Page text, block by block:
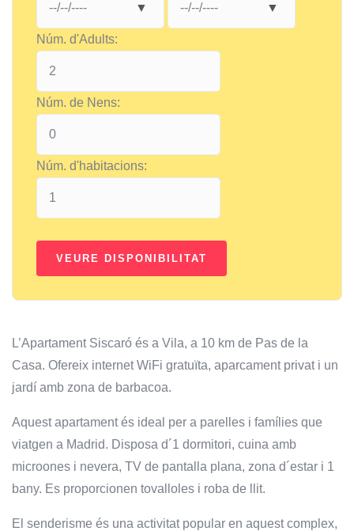
Núm. d'Adults:
Núm. de Nens:
Núm. d'habitacions:
L’Apartament Siscaró és a Vila, a 10 km de Pas de la
Casa. Ofereix internet WiFi gratuïta, aparcament privat i un
jardí amb zona de barbacoa.
Aquest apartament és ideal per a parelles i famílies que
viatgen a Madrid. Disposa d´1 dormitori, cuina amb
microones i nevera, TV de pantalla plana, zona d´estar i 1
bany. Es proporcionen tovalloles i roba de llit.
El senderisme és una activitat popular en aquest complex,